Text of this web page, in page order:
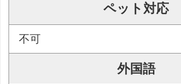
ペット対応
不可
外国語